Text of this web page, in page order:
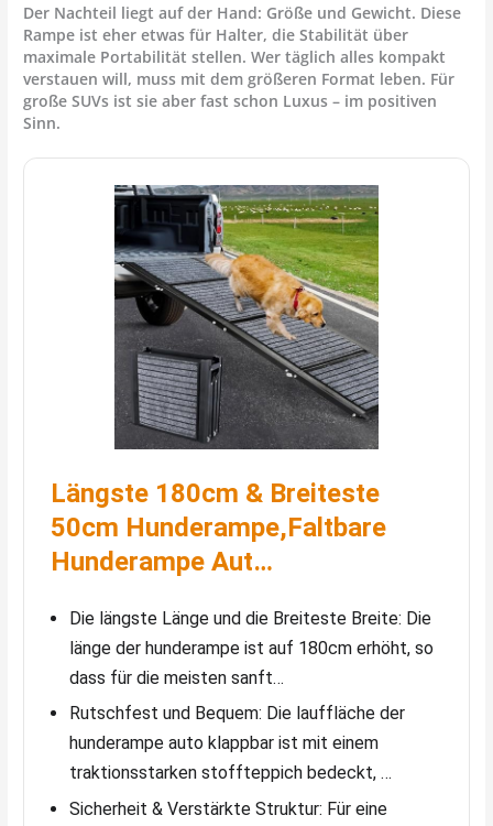
Der Nachteil liegt auf der Hand: Größe und Gewicht. Diese
Rampe ist eher etwas für Halter, die Stabilität über
maximale Portabilität stellen. Wer täglich alles kompakt
verstauen will, muss mit dem größeren Format leben. Für
große SUVs ist sie aber fast schon Luxus – im positiven
Sinn.
Längste 180cm & Breiteste
50cm Hunderampe,Faltbare
Hunderampe Aut…
Die längste Länge und die Breiteste Breite: Die
länge der hunderampe ist auf 180cm erhöht, so
dass für die meisten sanft…
Rutschfest und Bequem: Die lauffläche der
hunderampe auto klappbar ist mit einem
traktionsstarken stoffteppich bedeckt, …
Sicherheit & Verstärkte Struktur: Für eine